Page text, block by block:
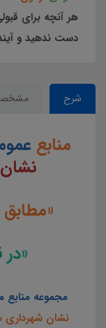
هر آنچه برای
دست ندهید و
شرح
منابع
نشان
«مطابق با
مجموعه منابع
نشان